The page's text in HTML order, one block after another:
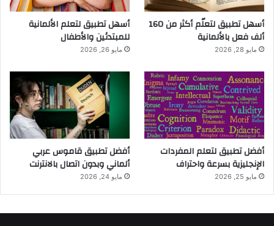
أسهل تطبيق لتعلّم أكثر من 160
ألف فعل بالألمانية
مايو 28, 2026
أسهل تطبيق لتعلم الألمانية
للمبتدئين والأطفال
مايو 26, 2026
أفضل تطبيق لتعلم المفردات
الإنجليزية بسرعة واحتراف
مايو 25, 2026
أفضل تطبيق قاموس عربي
ألماني وبدون اتصال بالانترنت
مايو 24, 2026